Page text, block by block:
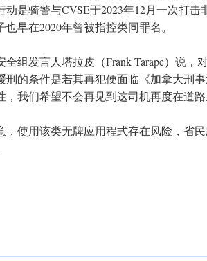
动是骑警与CVSE于2023年12月一次打
早在2020年曾被指控类同罪名。
全组发言人塔拉皮（Frank Tarape）说，
刑的条件是若其再犯便面临《加拿大刑
，我们希望不会再见到这司机再度在道
，使用该类无牌应用程式存在风险，省